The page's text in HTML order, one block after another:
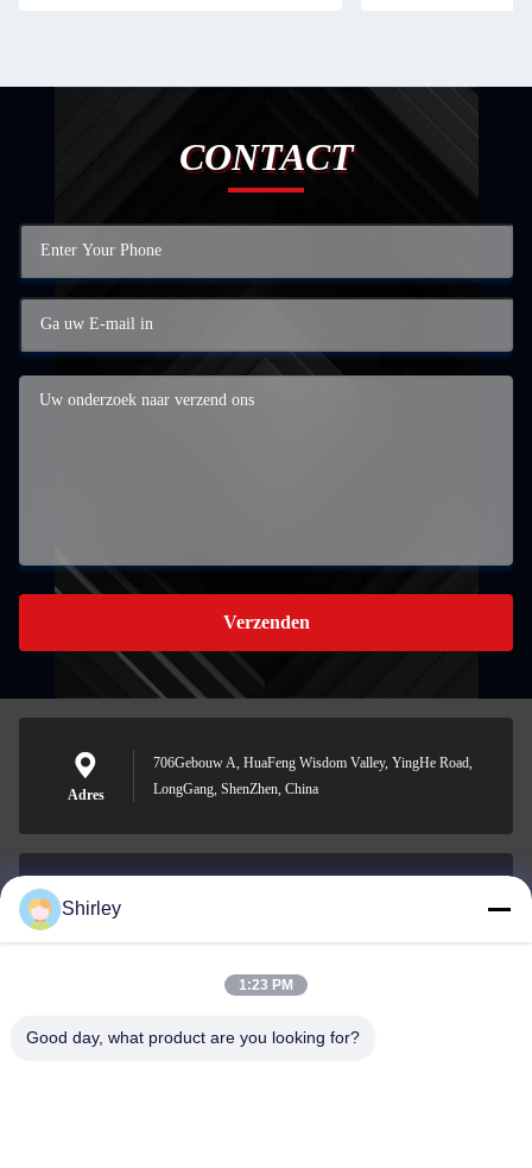
CONTACT
Verzenden
Adres
706Gebouw A, HuaFeng Wisdom Valley, YingHe Road,
LongGang, ShenZhen, China
0086-18148506772
Shirley
1:23 PM
Good day, what product are you looking for?